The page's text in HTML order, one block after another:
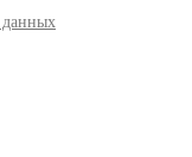
данных